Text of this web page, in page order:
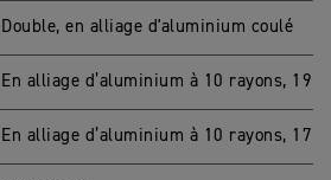
Double, en alliage d'aluminium coulé
En alliage d’aluminium à 10 rayons, 19 x
En alliage d’aluminium à 10 rayons, 17 x